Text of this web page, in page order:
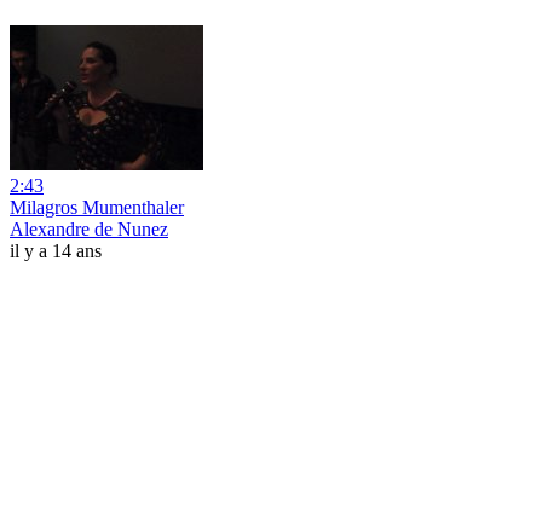
2:43
Milagros Mumenthaler
Alexandre de Nunez
il y a 14 ans